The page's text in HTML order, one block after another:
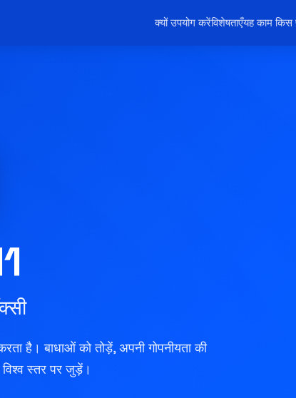
क्यों उपयोग करेंविशेषताएँयह काम किस
है। बाधाओं को तोड़ें, अपनी गोपनीयता की
स्तर पर जुड़ें।